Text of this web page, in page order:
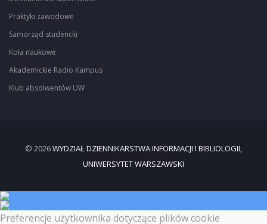
Praktyki zawodowe
Samorząd studencki
Koła naukowe
Akademickie Radio Kampus
Klub absolwentów UW
© 2026WYDZIAŁ DZIENNIKARSTWA INFORMACJI I BIBLIOLOGII,
UNIWERSYTET WARSZAWSKI
Preferencje użytkownika dotyczące plików cookie